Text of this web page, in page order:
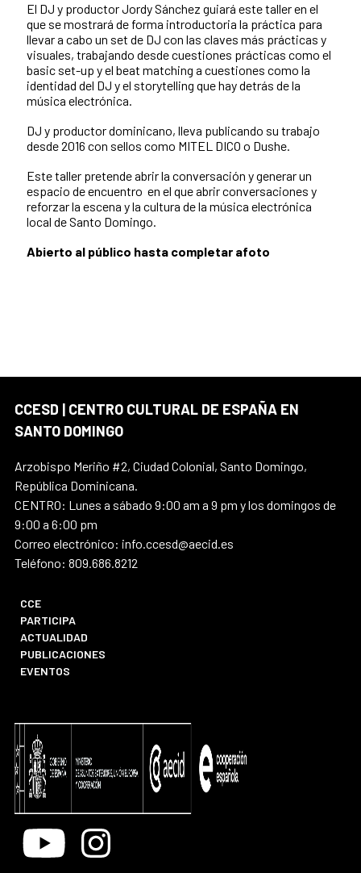
El DJ y productor Jordy Sánchez guiará este taller en el
que se mostrará de forma introductoria la práctica para
llevar a cabo un set de DJ con las claves más prácticas y
visuales, trabajando desde cuestiones prácticas como el
basic set-up y el beat matching a cuestiones como la
identidad del DJ y el storytelling que hay detrás de la
música electrónica.
DJ y productor dominicano, lleva publicando su trabajo
desde 2016 con sellos como MITEL DICO o Dushe.
Este taller pretende abrir la conversación y generar un
espacio de encuentro en el que abrir conversaciones y
reforzar la escena y la cultura de la música electrónica
local de Santo Domingo.
Abierto al público hasta completar afoto
CCESD | CENTRO CULTURAL DE ESPAÑA EN
SANTO DOMINGO
Arzobispo Meriño #2, Ciudad Colonial, Santo Domingo,
República Dominicana.
CENTRO: Lunes a sábado 9:00 am a 9 pm y los domingos de
9:00 a 6:00 pm
Correo electrónico: info.ccesd@aecid.es
Teléfono: 809.686.8212
CCE
PARTICIPA
ACTUALIDAD
PUBLICACIONES
EVENTOS
Youtube Instagram